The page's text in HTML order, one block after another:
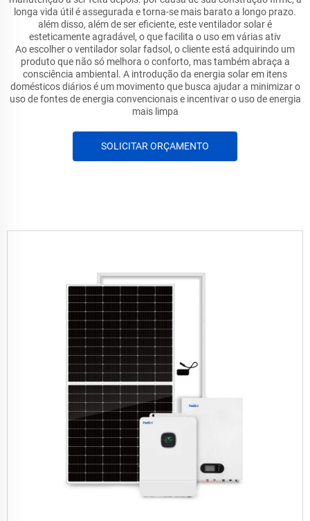
longa vida útil é assegurada e torna-se mais barato a longo prazo.
além disso, além de ser eficiente, este ventilador solar é
esteticamente agradável, o que facilita o uso em várias ativ
Ao escolher o ventilador solar fadsol, o cliente está adquirindo um
produto que não só melhora o conforto, mas também abraça a
consciência ambiental. A introdução da energia solar em itens
domésticos diários é um movimento que busca ajudar a minimizar o
uso de fontes de energia convencionais e incentivar o uso de energia
mais limpa
SOLICITAR ORÇAMENTO